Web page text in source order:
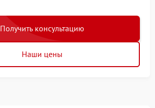
Получить консультацию
Наши цены